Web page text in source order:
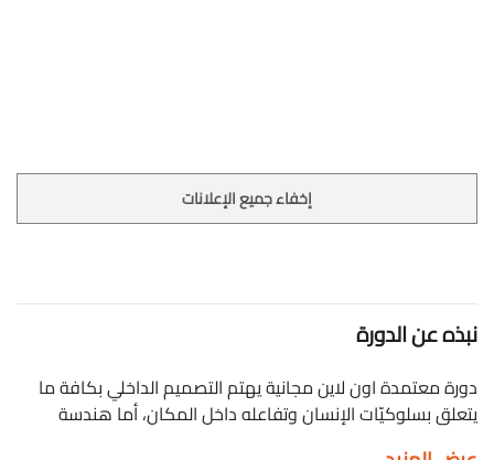
إخفاء جميع الإعلانات
نبذه عن الدورة
دورة معتمدة اون لاين مجانية يهتم التصميم الداخلي بكافة ما
يتعلق بسلوكيّات الإنسان وتفاعله داخل المكان، أما هندسة